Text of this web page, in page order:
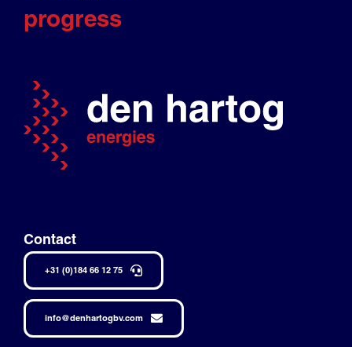
progress
Contact
+31 (0)184 66 12 75
info@denhartogbv.com